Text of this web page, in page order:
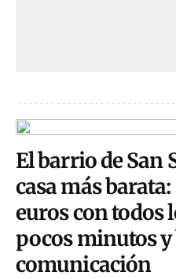
El barrio de San
casa más
euros con todos
pocos minutos y
comunicación